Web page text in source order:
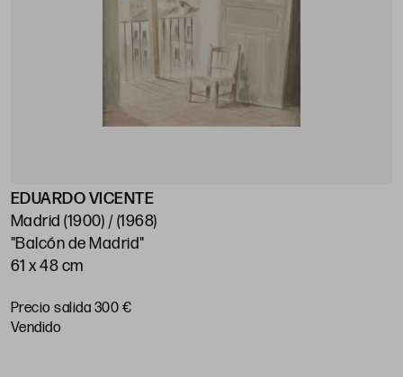
EDUARDO VICENTE
Madrid (1900) / (1968)
"Balcón de Madrid"
61 x 48 cm
Precio salida 300 €
vendido